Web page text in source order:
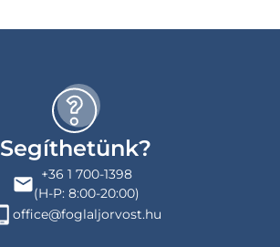
Segíthetünk?
+36 1 700-1398
(H-P: 8:00-20:00)
office@foglaljorvost.hu